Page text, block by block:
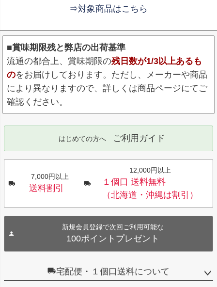
⇒対象商品はこちら
■賞味期限残と弊店の出荷基準
流通の都合上、賞味期限の残日数が1/3以上あるも
のをお届けしております。ただし、メーカーや商品
により異なりますので、詳しくは商品ページにてご
確認ください。
はじめての方へ ご利用ガイド
7,000円以上
送料割引
12,000円以上
１個口 送料無料
（北海道・沖縄は割引）
新規会員登録で次回ご利用可能な
100ポイントプレゼント
宅配便・１個口送料について